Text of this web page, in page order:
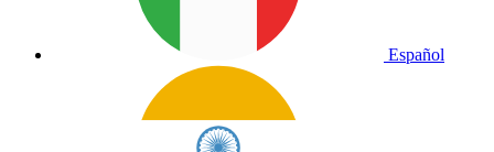
Español